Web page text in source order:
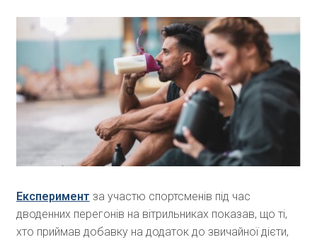
Експеримент за участю спортсменів під час
дводенних перегонів на вітрильниках показав, що ті,
хто приймав добавку на додаток до звичайної дієти,